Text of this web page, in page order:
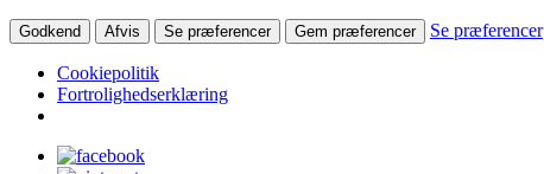
Godkend Afvis Se præferencer Gem præferencer Se præferencer
Cookiepolitik
Fortrolighedserklæring